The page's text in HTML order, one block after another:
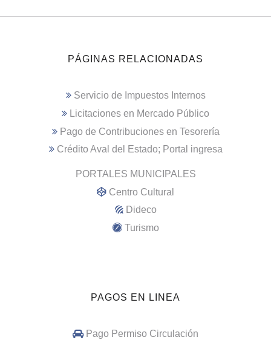
PÁGINAS RELACIONADAS
Servicio de Impuestos Internos
Licitaciones en Mercado Público
Pago de Contribuciones en Tesorería
Crédito Aval del Estado; Portal ingresa
PORTALES MUNICIPALES
Centro Cultural
Dideco
Turismo
PAGOS EN LINEA
Pago Permiso Circulación